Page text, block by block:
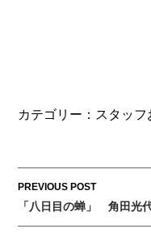
カテゴリー： スタッ
Post
navigation
PREVIOUS POST
「八日目の蝉」 角田